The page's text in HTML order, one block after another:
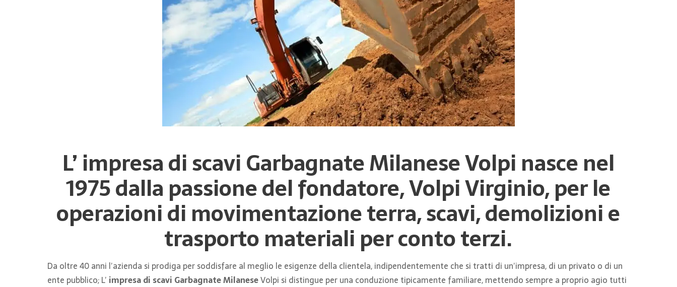
L’ impresa di scavi Garbagnate Milanese Volpi nasce nel
1975 dalla passione del fondatore, Volpi Virginio, per le
operazioni di movimentazione terra, scavi, demolizioni e
trasporto materiali per conto terzi.
Da oltre 40 anni l’azienda si prodiga per soddisfare al meglio le esigenze della clientela, indipendentemente che si tratti di un’impresa, di un privato o di un
ente pubblico; L’ impresa di scavi Garbagnate MilaneseVolpi si distingue per una conduzione tipicamente familiare, mettendo sempre a proprio agio tutti